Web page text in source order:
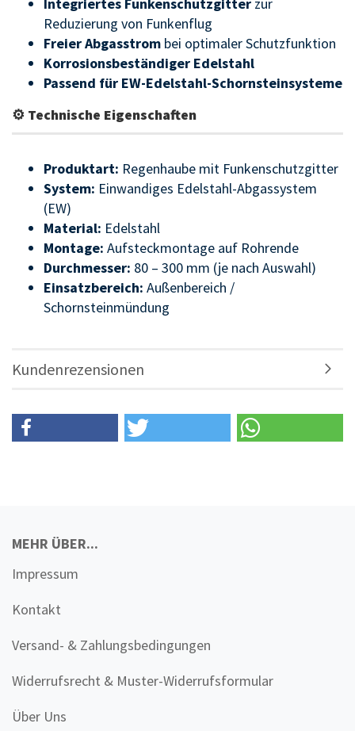
Reduzierung von Funkenflug
Freier Abgasstrom bei optimaler Schutzfunktion
Korrosionsbeständiger Edelstahl
Passend für EW-Edelstahl-Schornsteinsysteme
⚙ Technische Eigenschaften
Produktart: Regenhaube mit Funkenschutzgitter
System: Einwandiges Edelstahl-Abgassystem
(EW)
Material: Edelstahl
Montage: Aufsteckmontage auf Rohrende
Durchmesser: 80 – 300 mm (je nach Auswahl)
Einsatzbereich: Außenbereich /
Schornsteinmündung
Kundenrezensionen
MEHR ÜBER...
Impressum
Kontakt
Versand- & Zahlungsbedingungen
Widerrufsrecht & Muster-Widerrufsformular
Über Uns